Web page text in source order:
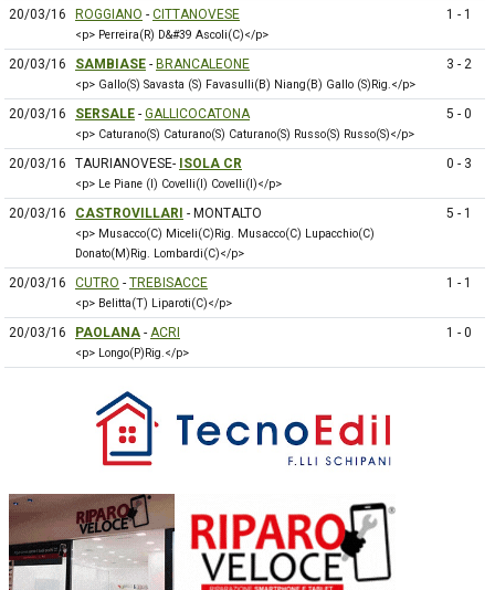
20/03/16
ROGGIANO - CITTANOVESE
<p> Perreira(R) D&#39 Ascoli(C)</p>
1 - 1
20/03/16 SAMBIASE - BRANCALEONE
<p> Gallo(S) Savasta (S) Favasulli(B) Niang(B) Gallo (S)Rig.</p>
3 - 2
20/03/16 SERSALE - GALLICOCATONA
<p> Caturano(S) Caturano(S) Caturano(S) Russo(S) Russo(S)</p>
5 - 0
20/03/16 TAURIANOVESE- ISOLA CR
<p> Le Piane (I) Covelli(I) Covelli(I)</p>
0 - 3
20/03/16 CASTROVILLARI - MONTALTO
<p> Musacco(C) Miceli(C)Rig. Musacco(C) Lupacchio(C)
Donato(M)Rig. Lombardi(C)</p>
5 - 1
20/03/16 CUTRO - TREBISACCE
<p> Belitta(T) Liparoti(C)</p>
1 - 1
20/03/16 PAOLANA - ACRI
<p> Longo(P)Rig.</p>
1 - 0